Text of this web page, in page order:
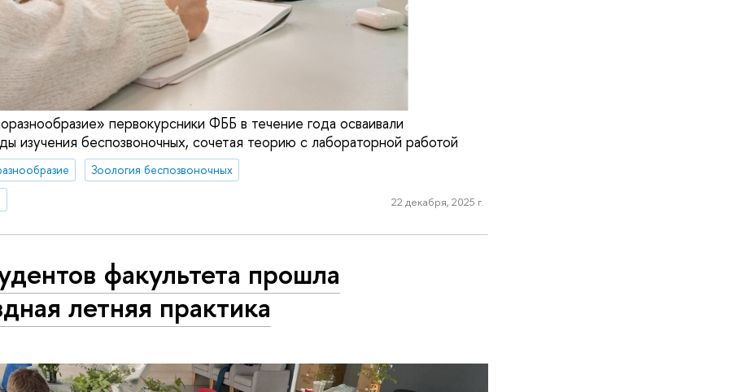
первокурсники ФББ в течение года осваивали
изучения беспозвоночных, сочетая теорию с лабораторной работой
Зоология беспозвоночных
22 декабря, 2025 г.
факультета прошла
летняя практика